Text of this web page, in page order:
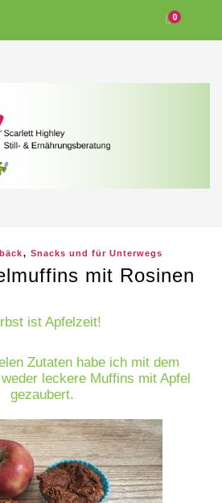
0
, Snacks und für Unterwegs
mit Rosinen
ist Apfelzeit!
Zutaten habe ich mit dem
leckere Muffins mit Apfel
gezaubert.